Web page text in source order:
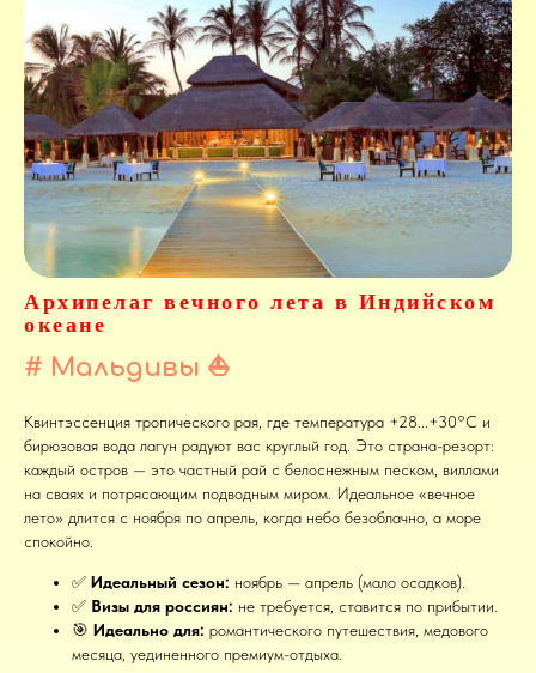
Архипелаг вечного лета в Индийском
океане
# Мальдивы ⛵
Квинтэссенция тропического рая, где температура +28...+30°C и
бирюзовая вода лагун радуют вас круглый год. Это страна-резорт:
каждый остров — это частный рай с белоснежным песком, виллами
на сваях и потрясающим подводным миром. Идеальное «вечное
лето» длится с ноября по апрель, когда небо безоблачно, а море
спокойно.
✅ Идеальный сезон: ноябрь — апрель (мало осадков).
✅ Визы для россиян: не требуется, ставится по прибытии.
🎯 Идеально для: романтического путешествия, медового
месяца, уединенного премиум-отдыха.